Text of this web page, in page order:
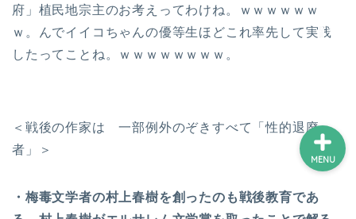
府」植民地宗主のお考えってわけね。ｗｗｗｗｗｗ
ｗ。んでイイコちゃんの優等生ほどこれ率先して実践
したってことね。ｗｗｗｗｗｗｗｗ。
＜戦後の作家は 一部例外のぞきすべて「性的退廃
者」＞
・梅毒文学者の村上春樹を創ったのも戦後教育であ
MENU
サービス
ランキング